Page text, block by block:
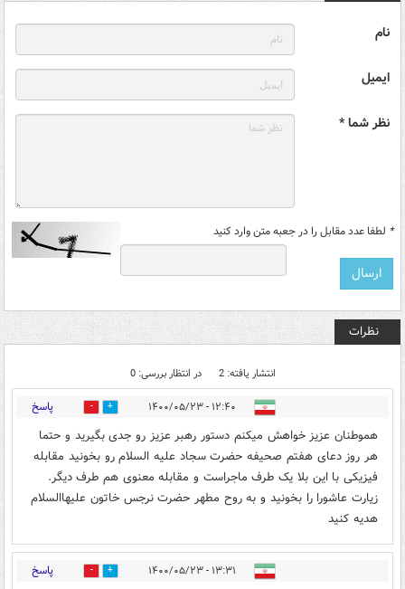
نام
ایمیل
نظر شما *
* لطفا عدد مقابل را در جعبه متن وارد کنید
نظرات
انتشار یافته: 2 در انتظار بررسی: 0
۱۲:۴۰ - ۱۴۰۰/۰۵/۲۳ 19 پاسخ
هموطنان عزیز خواهش میکنم دستور رهبر عزیز رو جدی بگیرید و حتما
هر روز دعای هفتم صحیفه حضرت سجاد علیه السلام رو بخونید مقابله
فیزیکی با این بلا یک طرف ماجراست و مقابله معنوی هم طرف دیگر.
زیارت عاشورا را بخونید و به روح مطهر حضرت نرجس خاتون علیهاالسلام
هدیه کنید
۱۳:۳۱ - ۱۴۰۰/۰۵/۲۳ 6 پاسخ